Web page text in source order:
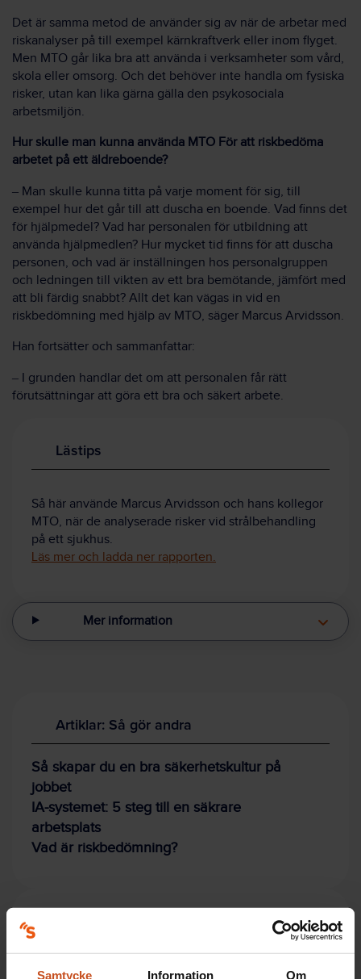
Samtycke Information Om
Det är samma metod de använder sig av när de arbetar med
riskanalyser på till exempel kärnkraftverk eller inom flyget.
Men MTO går lika bra att använda i verksamheter som vård,
skola eller omsorg. Och det behöver inte handla om fysiska
risker, utan kan lika gärna gälla den psykosociala
arbetsmiljön.
Hur skulle man kunna använda MTO För att riskbedöma
arbetet på ett äldreboende?
– Man skulle kunna titta på varje moment för sig, till
exempel hur det går till att duscha en boende. Vad finns det
för hjälpmedel? Vad har personalen för utbildning att
använda hjälpmedlen? Hur mycket tid finns för att duscha
personen, och vad är inställningen hos personalgruppen
och ledningen till vikten av ett bra bemötande, jämfört med
att bli färdig snabbt? Allt det kan vägas in vid en
riskbedömning med hjälp av MTO, säger Marcus Arvidsson.
Han fortsätter och sammanfattar:
– I grunden handlar det om att personalen får rätt
förutsättningar att göra ett bra och säkert arbete.
Lästips
Så här använde Marcus Arvidsson och hans kollegor
MTO, när de analyserade risker vid strålbehandling
på ett sjukhus.
Läs mer och ladda ner rapporten.
Mer information
Artiklar: Så gör andra
Så skapar du en bra säkerhetskultur på
jobbet
IA-systemet: 5 steg till en säkrare
arbetsplats
Vad är riskbedömning?